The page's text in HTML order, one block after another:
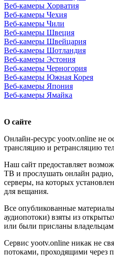
Веб-камеры Хорватия
Веб-камеры Чехия
Веб-камеры Чили
Веб-камеры Швеция
Веб-камеры Швейцария
Веб-камеры Шотландия
Веб-камеры Эстония
Веб-камеры Черногория
Веб-камеры Южная Корея
Веб-камеры Япония
Веб-камеры Ямайка
О сайте
Онлайн-ресурс yootv.online не
трансляцию и ретрансляцию
Наш сайт предоставляет
ТВ и прослушать онлайн радио,
серверы, на которых
для вещания.
Все опубликованные
аудиопотоки) взяты из
или были присланы
Сервис yootv.online никак не
потоками, проходящими через